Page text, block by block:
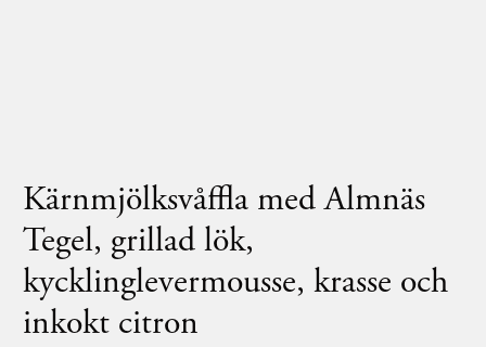
Kärnmjölksvåffla med Almnäs
Tegel, grillad lök,
kycklinglevermousse, krasse och
inkokt citron